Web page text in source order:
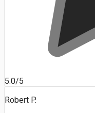
5.0/5
Robert P.